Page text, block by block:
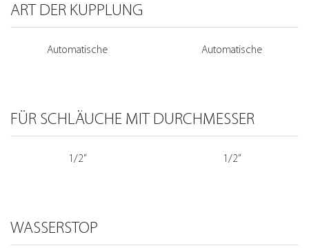
ART DER KUPPLUNG
Automatische Automatische
FÜR SCHLÄUCHE MIT DURCHMESSER
1/2” 1/2”
WASSERSTOP